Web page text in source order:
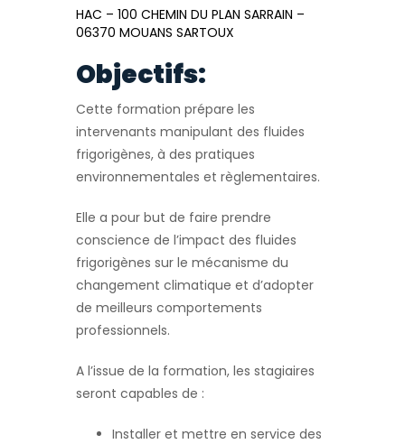
HAC – 100 CHEMIN DU PLAN SARRAIN –
06370 MOUANS SARTOUX
Objectifs:
Cette formation prépare les
intervenants manipulant des fluides
frigorigènes, à des pratiques
environnementales et règlementaires.
Elle a pour but de faire prendre
conscience de l’impact des fluides
frigorigènes sur le mécanisme du
changement climatique et d’adopter
de meilleurs comportements
professionnels.
A l’issue de la formation, les stagiaires
seront capables de :
Installer et mettre en service des